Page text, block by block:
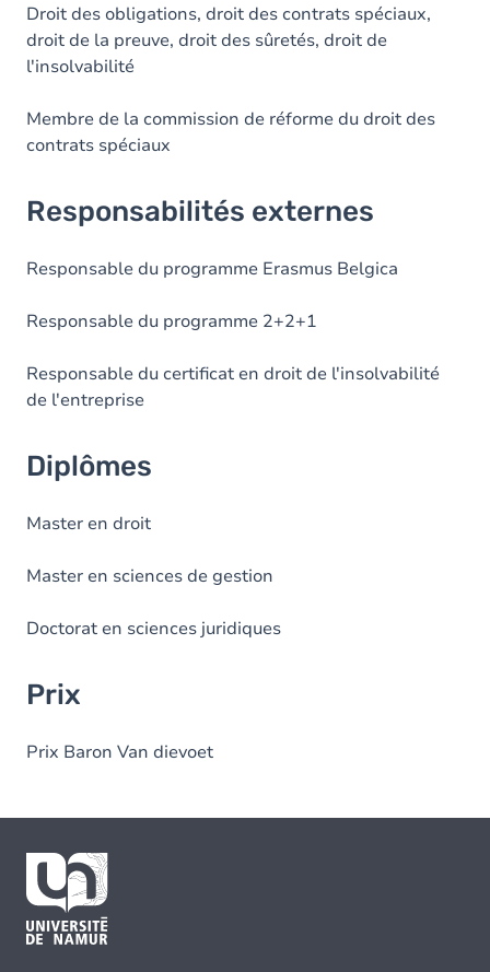
Droit des obligations, droit des contrats spéciaux,
droit de la preuve, droit des sûretés, droit de
l'insolvabilité
Membre de la commission de réforme du droit des
contrats spéciaux
Responsabilités externes
Responsable du programme Erasmus Belgica
Responsable du programme 2+2+1
Responsable du certificat en droit de l'insolvabilité
de l'entreprise
Diplômes
Master en droit
Master en sciences de gestion
Doctorat en sciences juridiques
Prix
Prix Baron Van dievoet